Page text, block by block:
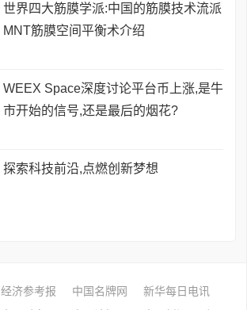
世界四大筋膜学派:中国的筋膜技术流派
MNT筋膜空间平衡术介绍
WEEX Space深度讨论平台币上涨,是牛
市开始的信号,还是最后的烟花?
探索科技前沿,点燃创新梦想
经济参考报 中国名牌网
新华每日电讯